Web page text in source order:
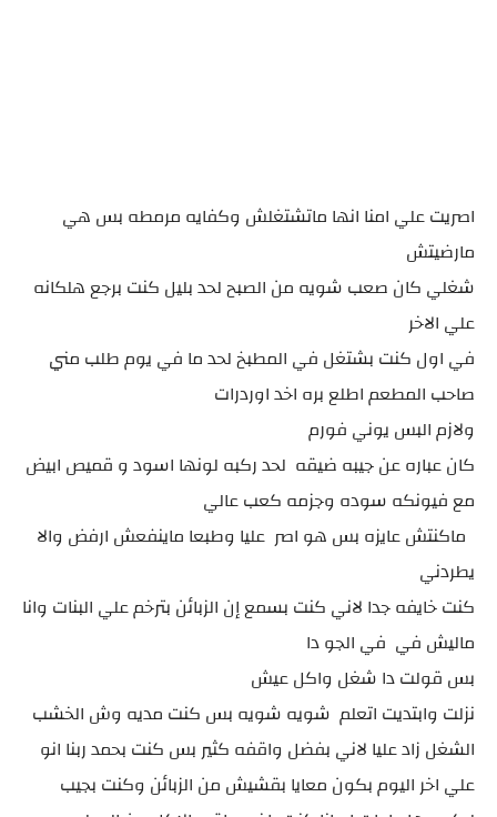
اصريت علي امنا انها ماتشتغلش وكفايه مرمطه بس هي
مارضيتش
شغلي كان صعب شويه من الصبح لحد بليل كنت برجع هلكانه
علي الاخر
في اول كنت بشتغل في المطبخ لحد ما في يوم طلب مني
صاحب المطعم اطلع بره اخد اوردرات
ولازم البس يوني فورم
كان عباره عن جيبه ضيقه لحد ركبه لونها اسود و قميص ابيض
مع فيونكه سوده وجزمه كعب عالي
ماكنتش عايزه بس هو اصر عليا وطبعا ماينفعش ارفض والا
يطردني
كنت خايفه جدا لاني كنت بسمع إن الزبائن بترخم علي البنات وانا
ماليش في في الجو دا
بس قولت دا شغل واكل عيش
نزلت وابتديت اتعلم شويه شويه بس كنت مديه وش الخشب
الشغل زاد عليا لاني بفضل واقفه كثير بس كنت بحمد ربنا انو
علي اخر اليوم بكون معايا بقشيش من الزبائن وكنت بجيب